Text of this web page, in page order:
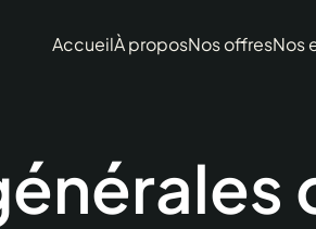
AccueilÀ proposNos offresNos